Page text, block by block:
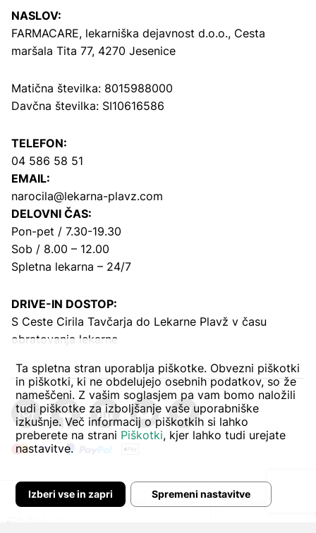
NASLOV:
FARMACARE, lekarniška dejavnost d.o.o., Cesta
maršala Tita 77, 4270 Jesenice
Matična številka: 8015988000
Davčna številka: SI10616586
TELEFON:
04 586 58 51
EMAIL:
narocila@lekarna-plavz.com
DELOVNI ČAS:
Pon-pet / 7.30-19.30
Sob / 8.00 – 12.00
Spletna lekarna – 24/7
DRIVE-IN DOSTOP:
S Ceste Cirila Tavčarja do Lekarne Plavž v času
obratovanja lekarne
Avtor: Pogoji poslovanja Zasebnost in piškoti
Ta spletna stran uporablja piškotke. Obvezni piškotki
in piškotki, ki ne obdelujejo osebnih podatkov, so že
nameščeni. Z vašim soglasjem pa vam bomo naložili
tudi piškotke za izboljšanje vaše uporabniške
izkušnje. Več informacij o piškotkih si lahko
preberete na strani Piškotki, kjer lahko tudi urejate
nastavitve.
Spremeni nastavitve
Izberi vse in zapri